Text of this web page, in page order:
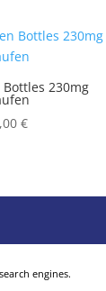
through
2.250,00 €
230mg
€Price
engines.